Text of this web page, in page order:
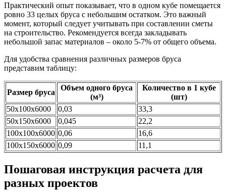
Практический опыт показывает, что в одном кубе помещается
ровно 33 целых бруса с небольшим остатком. Это важный
момент, который следует учитывать при составлении сметы
на строительство. Рекомендуется всегда закладывать
небольшой запас материалов – около 5-7% от общего объема.
Для удобства сравнения различных размеров бруса
представим таблицу:
Размер бруса
Объем одного бруса
(м³)
Количество в 1 кубе
(шт)
50х100х6000
0,03
33,3
50х150х6000
0,045
22,2
100х100х6000 0,06
16,6
100х150х6000 0,09 11,1
Пошаговая инструкция расчета для
разных проектов